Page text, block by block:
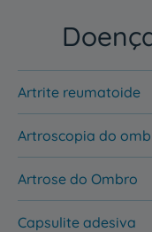
Artrite reumatoide
Artroscopia do
Artrose do Ombro
Capsulite adesiva